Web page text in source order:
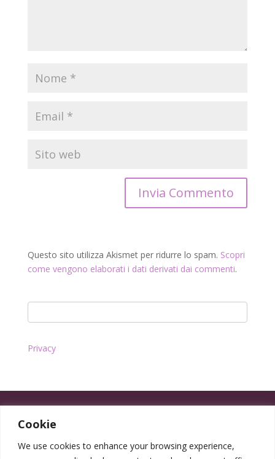
Cookie
We use cookies to enhance your browsing experience,
Questo sito utilizza Akismet per ridurre lo spam. Scopri
come vengono elaborati i dati derivati dai commenti.
Privacy